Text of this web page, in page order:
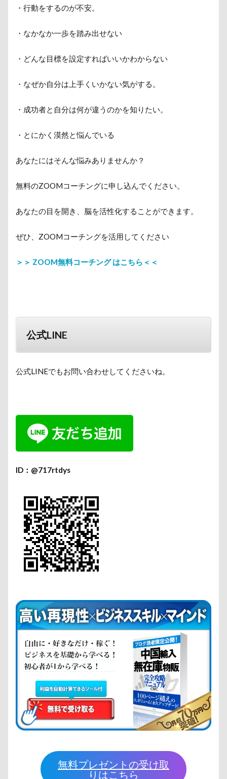
・行動をするのが不安。
・なかなか一歩を踏み出せない
・どんな目標を設定すればいいかわからない
・なぜか自分は上手くいかない気がする。
・成功者と自分は何が違うのかを知りたい。
・とにかく漠然と悩んでいる
あなたにはそんな悩みありませんか？
無料のZOOMコーチングに申し込んでください。
あなたの目を開き、脳を活性化することができます。
ぜひ、ZOOMコーチングを活用してください
＞＞ ZOOM無料コーチング はこちら＜＜
公式LINE
公式LINEでもお問い合わせしてくださいね。
ID：@717rtdys
無料プレゼントの受け取
りはこちら